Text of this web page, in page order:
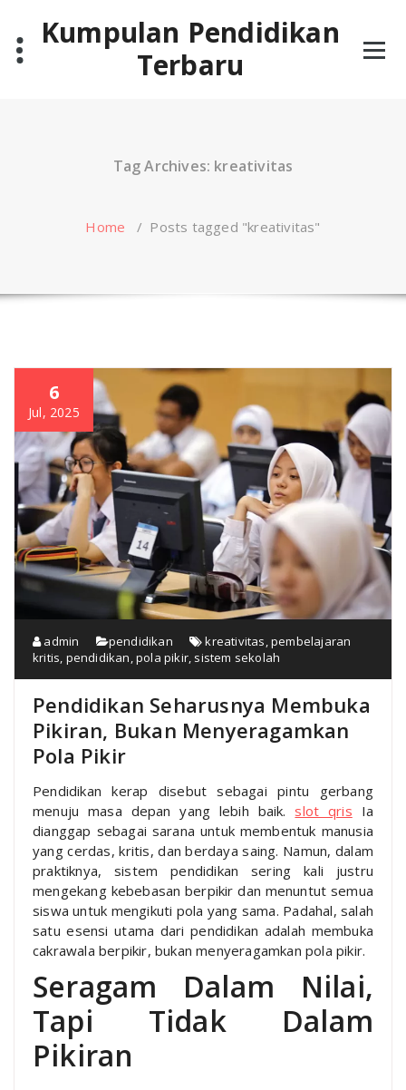
contentKumpulan Pendidikan
Terbaru
Tag Archives: kreativitas
Home / Posts tagged "kreativitas"
6
Jul, 2025
admin pendidikan kreativitas,pembelajaran
kritis, pendidikan,pola pikir, sistem sekolah
Pendidikan Seharusnya Membuka
Pikiran, Bukan Menyeragamkan
Pola Pikir
Pendidikan kerap disebut sebagai pintu gerbang
menuju masa depan yang lebih baik. slot qris Ia
dianggap sebagai sarana untuk membentuk manusia
yang cerdas, kritis, dan berdaya saing. Namun, dalam
praktiknya, sistem pendidikan sering kali justru
mengekang kebebasan berpikir dan menuntut semua
siswa untuk mengikuti pola yang sama. Padahal, salah
satu esensi utama dari pendidikan adalah membuka
cakrawala berpikir, bukan menyeragamkan pola pikir.
Seragam Dalam Nilai,
Tapi Tidak Dalam
Pikiran